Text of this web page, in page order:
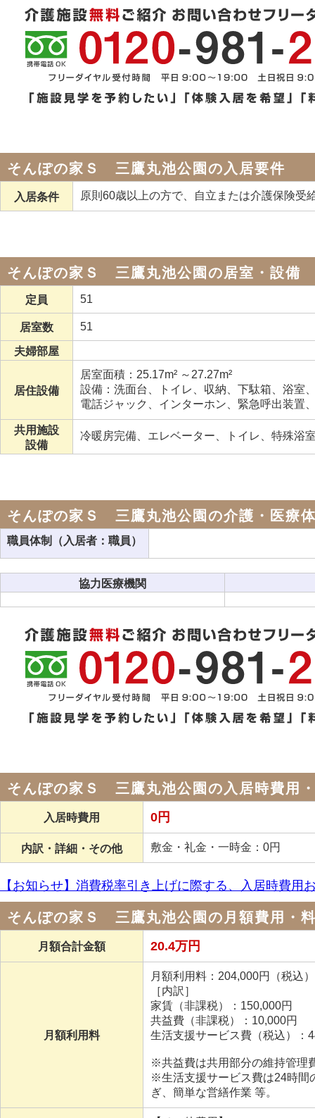
そんぽの家Ｓ 三鷹丸池公園の入居要件
入居条件 原則60歳以上の方で、自立または介護保険受
そんぽの家Ｓ 三鷹丸池公園の居室・設備
定員 51
居室数 51
夫婦部屋
居住設備
居室面積：25.17m² ～27.27m²
設備：洗面台、トイレ、収納、下駄箱、浴室
電話ジャック、インターホン、緊急呼出装置
共用施設
設備
冷暖房完備、エレベーター、トイレ、特殊浴
そんぽの家Ｓ 三鷹丸池公園の介護・医療
職員体制（入居者：職員）
協力医療機関
そんぽの家Ｓ 三鷹丸池公園の入居時費用
入居時費用 0円
内訳・詳細・その他 敷金・礼金・一時金：0円
【お知らせ】消費税率引き上げに際する、入居時費用
そんぽの家Ｓ 三鷹丸池公園の月額費用・
月額合計金額 20.4万円
月額利用料
月額利用料：204,000円（税込）
［内訳］
家賃（非課税）：150,000円
共益費（非課税）：10,000円
生活支援サービス費（税込）：
※共益費は共用部分の維持管理
※生活支援サービス費は24時間
ぎ、簡単な営繕作業 等。